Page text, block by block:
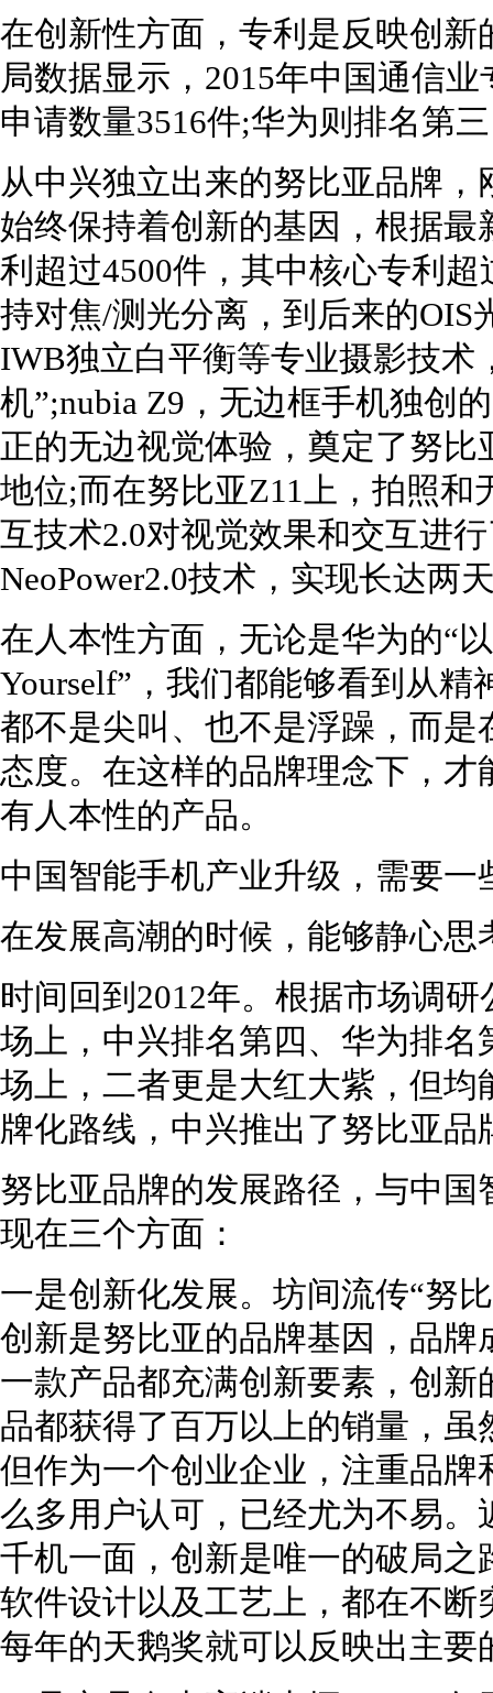
在创新性方面，专利是反映创
局数据显示，2015年中国通信
申请数量3516件;华为则排名第
从中兴独立出来的努比亚品牌
始终保持着创新的基因，根据
利超过4500件，其中核心专利
持对焦/测光分离，到后来的OIS
IWB独立白平衡等专业摄影技术
机”;nubia Z9，无边框手机独创
正的无边视觉体验，奠定了努
地位;而在努比亚Z11上，拍照
互技术2.0对视觉效果和交互进
NeoPower2.0技术，实现长达两
在人本性方面，无论是华为的“
Yourself”，我们都能够看到从
都不是尖叫、也不是浮躁，而
态度。在这样的品牌理念下，
有人本性的产品。
中国智能手机产业升级，需要一
在发展高潮的时候，能够静心
时间回到2012年。根据市场调
场上，中兴排名第四、华为排
场上，二者更是大红大紫，但
牌化路线，中兴推出了努比亚品
努比亚品牌的发展路径，与中
现在三个方面：
一是创新化发展。坊间流传“努
创新是努比亚的品牌基因，品
一款产品都充满创新要素，创
品都获得了百万以上的销量，
但作为一个创业企业，注重品
么多用户认可，已经尤为不易
千机一面，创新是唯一的破局
软件设计以及工艺上，都在不
每年的天鹅奖就可以反映出主要